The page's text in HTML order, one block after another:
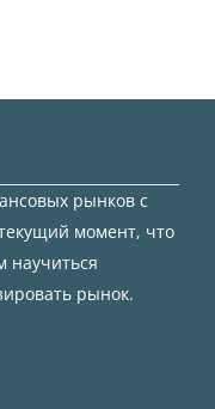
рынков с
момент, что
рынок.